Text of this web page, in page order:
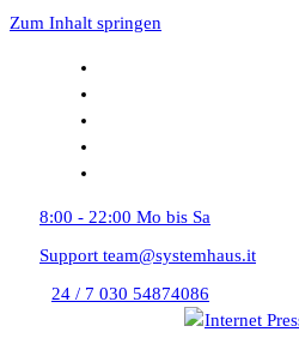
Zum Inhalt springen
8:00 - 22:00 Mo bis Sa
Support team@systemhaus.it
24 / 7 030 54874086